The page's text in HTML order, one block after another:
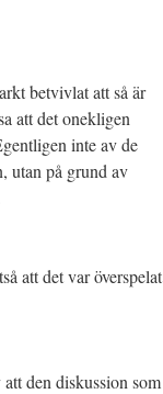
betvivlat att så är
att det onekligen
inte av de
utan på grund av
att det var överspelat
den diskussion som